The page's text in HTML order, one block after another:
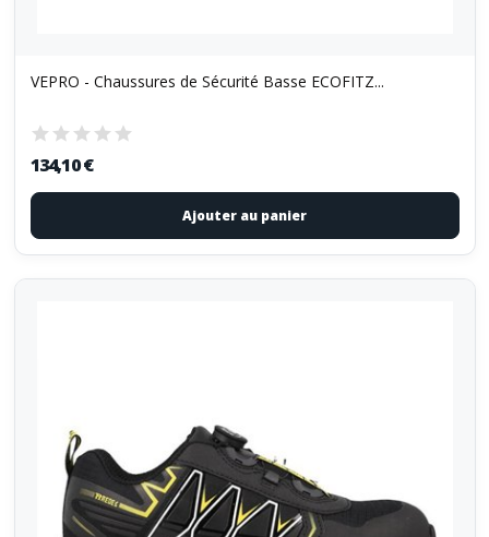
VEPRO - Chaussures de Sécurité Basse ECOFITZ...
134,10 €
Ajouter au panier